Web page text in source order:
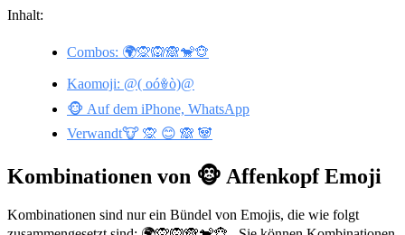
Inhalt:
Combos: 🌍🙊🙉🙈🐒🐵
Kaomoji: @( oóꎴò)@
🐵 Auf dem iPhone, WhatsApp
Verwandt🐮 🙊 😊 🙈 🐼
Kombinationen von 🐵 Affenkopf Emoji
Kombinationen sind nur ein Bündel von Emojis, die wie folgt